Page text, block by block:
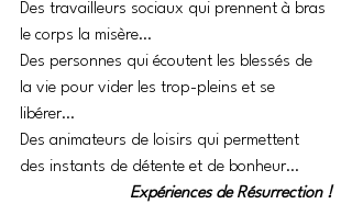
Des travailleurs sociaux qui prennent à bras
le corps la misère…
Des personnes qui écoutent les blessés de
la vie pour vider les trop-pleins et se
libérer…
Des animateurs de loisirs qui permettent
des instants de détente et de bonheur…
Expériences de Résurrection !